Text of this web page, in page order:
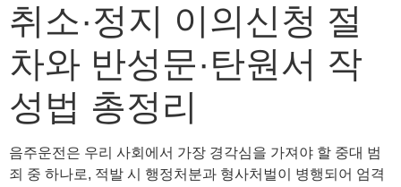
취소·정지 이의신청 절
차와 반성문·탄원서 작
성법 총정리
음주운전은 우리 사회에서 가장 경각심을 가져야 할 중대 범
죄 중 하나로, 적발 시 행정처분과 형사처벌이 병행되어 엄격